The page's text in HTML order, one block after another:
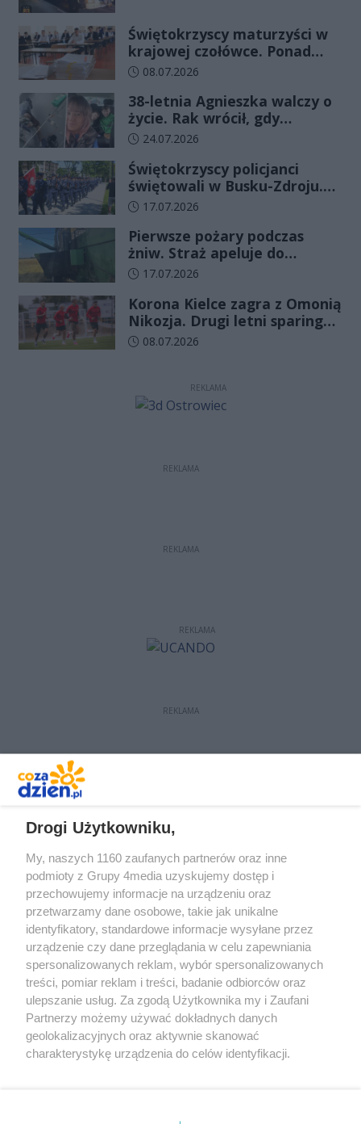
Świętokrzyscy maturzyści w
krajowej czołówce. Ponad
83% zdało egzamin już w
Data dodania artykułu:
08.07.2026
38-letnia Agnieszka walczy o
życie. Rak wrócił, gdy
wydawało się, że najgorsze
Data dodania artykułu:
24.07.2026
Świętokrzyscy policjanci
świętowali w Busku-Zdroju.
Czterdziestu nowych
ślubowanie
Data dodania artykułu:
17.07.2026
Pierwsze pożary podczas
żniw. Straż apeluje do
rolników o ostrożność
Data dodania artykułu:
17.07.2026
Korona Kielce zagra z Omonią
Nikozja. Drugi letni sparing
odbędzie się na EXBUD Arenie
Data dodania artykułu:
08.07.2026
REKLAMA
REKLAMA
REKLAMA
REKLAMA
REKLAMA
Prywatność Reklama Redakcja Praca Kielce
Drogi Użytkowniku,
My, naszych 1160 zaufanych partnerów oraz inne
podmioty z Grupy 4media uzyskujemy dostęp i
przechowujemy informacje na urządzeniu oraz
przetwarzamy dane osobowe, takie jak unikalne
identyfikatory, standardowe informacje wysyłane przez
urządzenie czy dane przeglądania w celu zapewniania
spersonalizowanych reklam, wybór spersonalizowanych
treści, pomiar reklam i treści, badanie odbiorców oraz
ulepszanie usług. Za zgodą Użytkownika my i Zaufani
Partnerzy możemy używać dokładnych danych
geolokalizacyjnych oraz aktywnie skanować
charakterystykę urządzenia do celów identyfikacji.